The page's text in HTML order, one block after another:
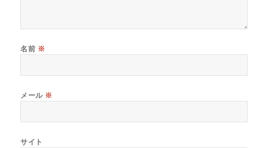
名前 ※
メール ※
サイト